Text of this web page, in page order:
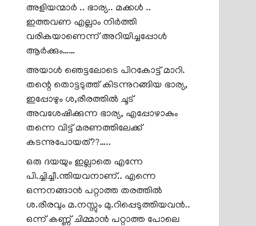
അളിയന്മാർ .. ഭാര്യ.. മക്കൾ ..
ഇത്തവണ എല്ലാം നിർത്തി
വരികയാണെന്ന് അറിയിച്ചപ്പോൾ
ആർക്കും……
അയാൾ ഞെട്ടലോടെ പിറകോട്ട് മാറി.
തന്റെ തൊട്ടടുത്ത് കിടന്നുറങ്ങിയ ഭാര്യ,
ഇപ്പോഴും ശ,രീരത്തിൽ ചൂട്
അവശേഷിക്കുന്ന ഭാര്യ, എപ്പോഴാകും
തന്നെ വിട്ട് മരണത്തിലേക്ക്
കടന്നുപോയത്??…..
ഒരു ദയയും ഇല്ലാതെ എന്നേ
പി.ച്ചിച്ചീ.ന്തിയവനാണ്.. എന്നെ
ഒന്നനങ്ങാൻ പറ്റാത്ത തരത്തിൽ
ശ.രീരവും മ.നസ്സും മു.റിപ്പെടുത്തിയവൻ..
ഒന്ന് കണ്ണ് ചിമ്മാൻ പറ്റാത്ത പോലെ